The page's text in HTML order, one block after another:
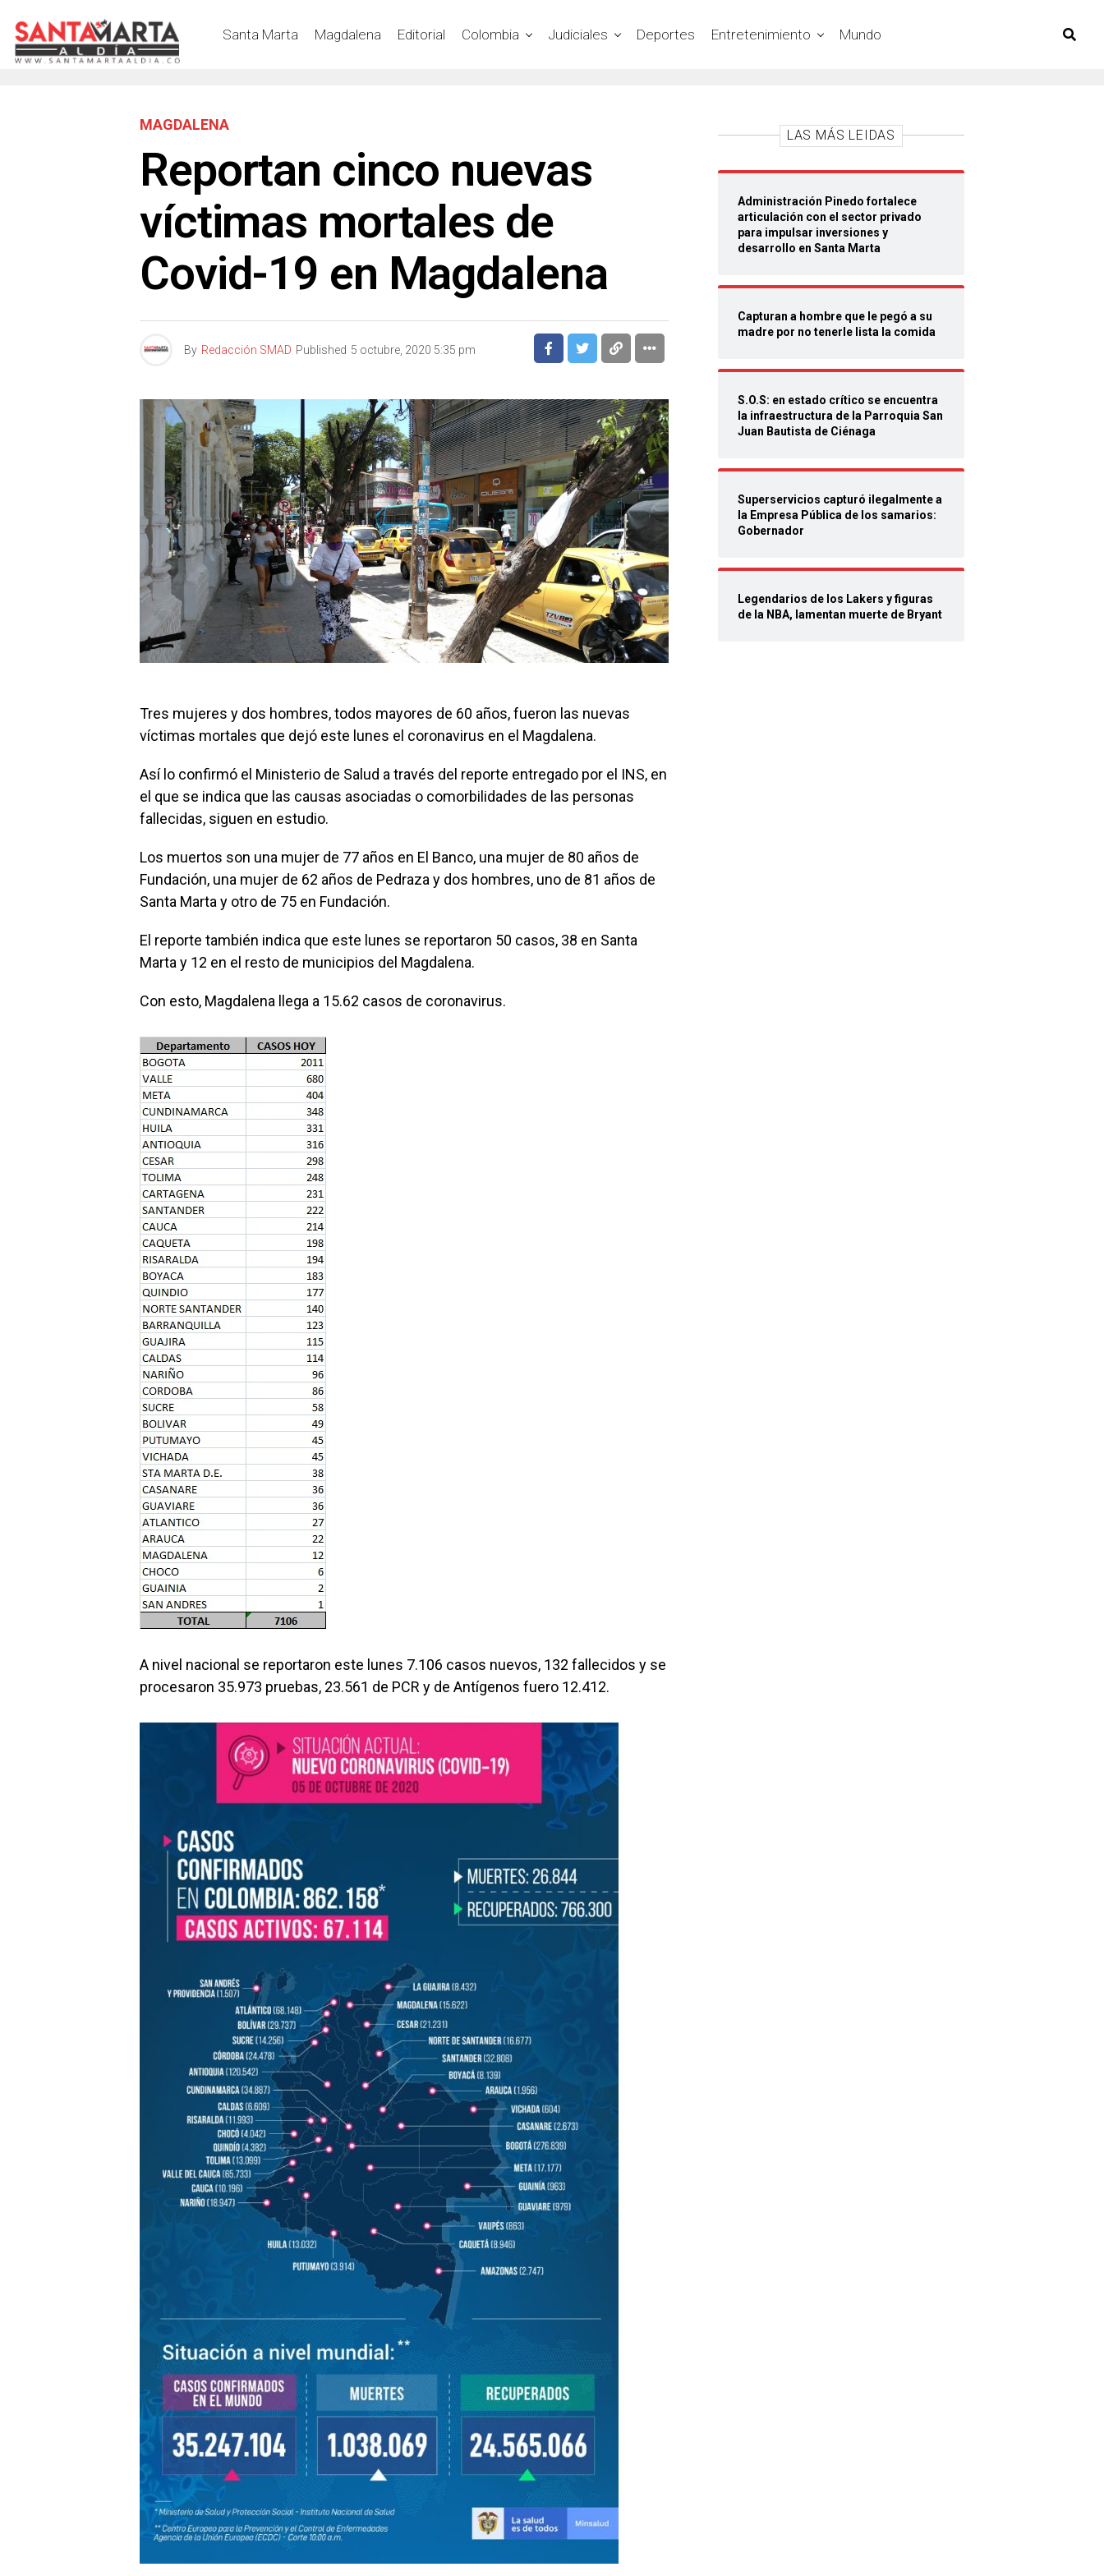
Santa Marta Magdalena Editorial Colombia Judiciales Deportes Entretenimiento Mundo
MAGDALENA
Reportan cinco nuevas
víctimas mortales de
Covid-19 en Magdalena
By Redacción SMAD Published 5 octubre, 2020 5:35 pm
Tres mujeres y dos hombres, todos mayores de 60 años, fueron las nuevas
víctimas mortales que dejó este lunes el coronavirus en el Magdalena.
Así lo confirmó el Ministerio de Salud a través del reporte entregado por el INS, en
el que se indica que las causas asociadas o comorbilidades de las personas
fallecidas, siguen en estudio.
Los muertos son una mujer de 77 años en El Banco, una mujer de 80 años de
Fundación, una mujer de 62 años de Pedraza y dos hombres, uno de 81 años de
Santa Marta y otro de 75 en Fundación.
El reporte también indica que este lunes se reportaron 50 casos, 38 en Santa
Marta y 12 en el resto de municipios del Magdalena.
Con esto, Magdalena llega a 15.62 casos de coronavirus.
A nivel nacional se reportaron este lunes 7.106 casos nuevos, 132 fallecidos y se
procesaron 35.973 pruebas, 23.561 de PCR y de Antígenos fuero 12.412.
LAS MÁS LEIDAS
Administración Pinedo fortalece
articulación con el sector privado
para impulsar inversiones y
desarrollo en Santa Marta
Capturan a hombre que le pegó a su
madre por no tenerle lista la comida
S.O.S: en estado crítico se encuentra
la infraestructura de la Parroquia San
Juan Bautista de Ciénaga
Superservicios capturó ilegalmente a
la Empresa Pública de los samarios:
Gobernador
Legendarios de los Lakers y figuras
de la NBA, lamentan muerte de Bryant